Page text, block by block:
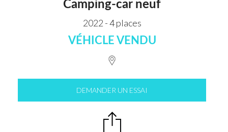
Camping-car neuf
2022 - 4 places
VÉHICLE VENDU
DEMANDER UN ESSAI